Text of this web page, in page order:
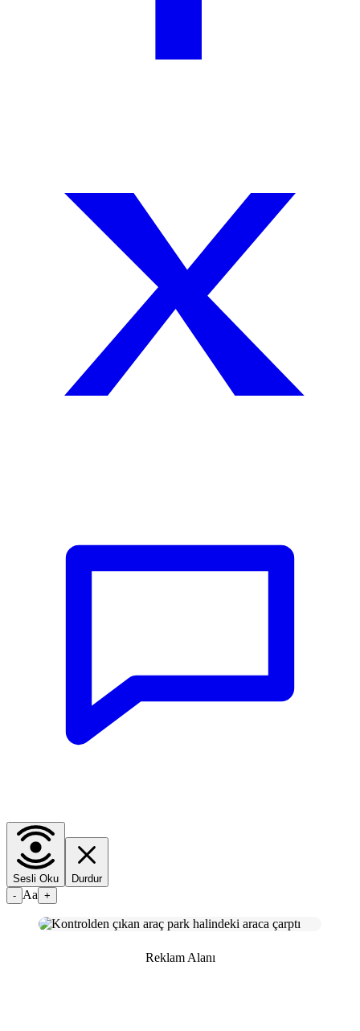
Sesli Oku
Durdur
- Aa +
Reklam Alanı